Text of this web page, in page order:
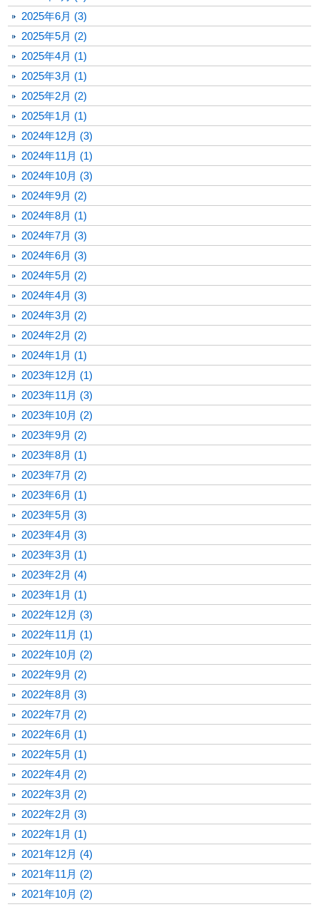
2025年6月 (3)
2025年5月 (2)
2025年4月 (1)
2025年3月 (1)
2025年2月 (2)
2025年1月 (1)
2024年12月 (3)
2024年11月 (1)
2024年10月 (3)
2024年9月 (2)
2024年8月 (1)
2024年7月 (3)
2024年6月 (3)
2024年5月 (2)
2024年4月 (3)
2024年3月 (2)
2024年2月 (2)
2024年1月 (1)
2023年12月 (1)
2023年11月 (3)
2023年10月 (2)
2023年9月 (2)
2023年8月 (1)
2023年7月 (2)
2023年6月 (1)
2023年5月 (3)
2023年4月 (3)
2023年3月 (1)
2023年2月 (4)
2023年1月 (1)
2022年12月 (3)
2022年11月 (1)
2022年10月 (2)
2022年9月 (2)
2022年8月 (3)
2022年7月 (2)
2022年6月 (1)
2022年5月 (1)
2022年4月 (2)
2022年3月 (2)
2022年2月 (3)
2022年1月 (1)
2021年12月 (4)
2021年11月 (2)
2021年10月 (2)